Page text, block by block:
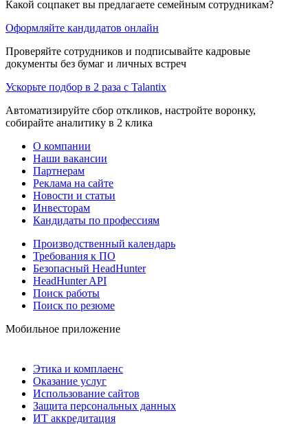
Какой соцпакет вы предлагаете семейным сотрудникам?
Оформляйте кандидатов онлайн
Проверяйте сотрудников и подписывайте кадровые
документы без бумаг и личных встреч
Ускорьте подбор в 2 раза с Talantix
Автоматизируйте сбор откликов, настройте воронку,
собирайте аналитику в 2 клика
О компании
Наши вакансии
Партнерам
Реклама на сайте
Новости и статьи
Инвесторам
Кандидаты по профессиям
Производственный календарь
Требования к ПО
Безопасный HeadHunter
HeadHunter API
Поиск работы
Поиск по резюме
Мобильное приложение
Этика и комплаенс
Оказание услуг
Использование сайтов
Защита персональных данных
ИТ аккредитация